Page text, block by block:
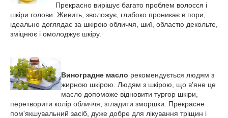
Прекрасно вирішує багато проблем волосся і
шкіри голови. Живить, зволожує, глибоко проникає в пори,
ідеально доглядає за шкірою обличчя, шиї, областю декольте,
зміцнює і омолоджує шкіру.
Виноградне масло рекомендується людям з
жирною шкірою. Людям з шкірою, що в'яне це
масло допоможе відновити тургор шкіри,
перетворити колір обличчя, згладити зморшки. Прекрасне
пом'якшувальний засіб, дуже добре для лікування тріщин і